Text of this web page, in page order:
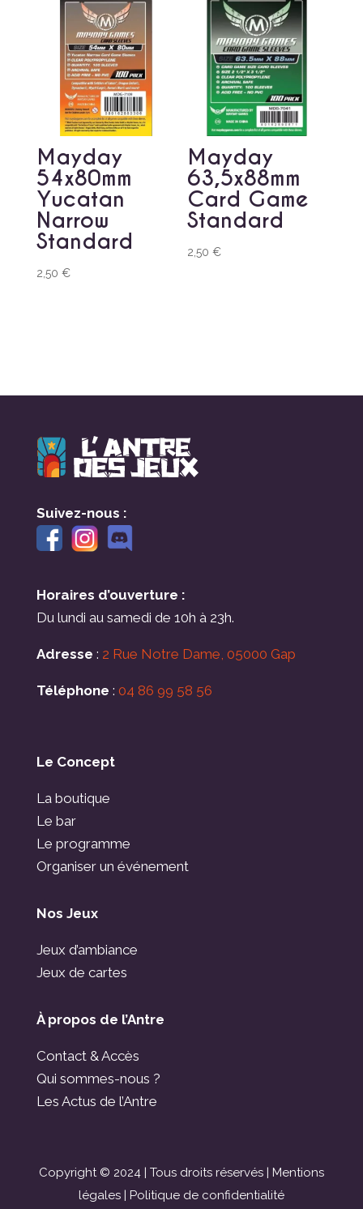
Mayday
54x80mm
Yucatan
Narrow
Standard
2,50 €
Mayday
63,5x88mm
Card Game
Standard
2,50€
Suivez-nous :
Horaires d’ouverture :
Du lundi au samedi de 10h à 23h.
Adresse : 2 Rue Notre Dame, 05000 Gap
Téléphone : 04 86 99 58 56
Le Concept
La boutique
Le bar
Le programme
Organiser un événement
Nos Jeux
Jeux d’ambiance
Jeux de cartes
À propos de l’Antre
Contact & Accès
Qui sommes-nous ?
Les Actus de l’Antre
Copyright © 2024 | Tous droits réservés | Mentions
légales| Politique de confidentialité